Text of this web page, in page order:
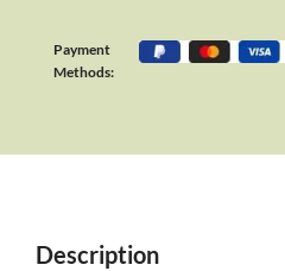
Payment
Methods:
Description